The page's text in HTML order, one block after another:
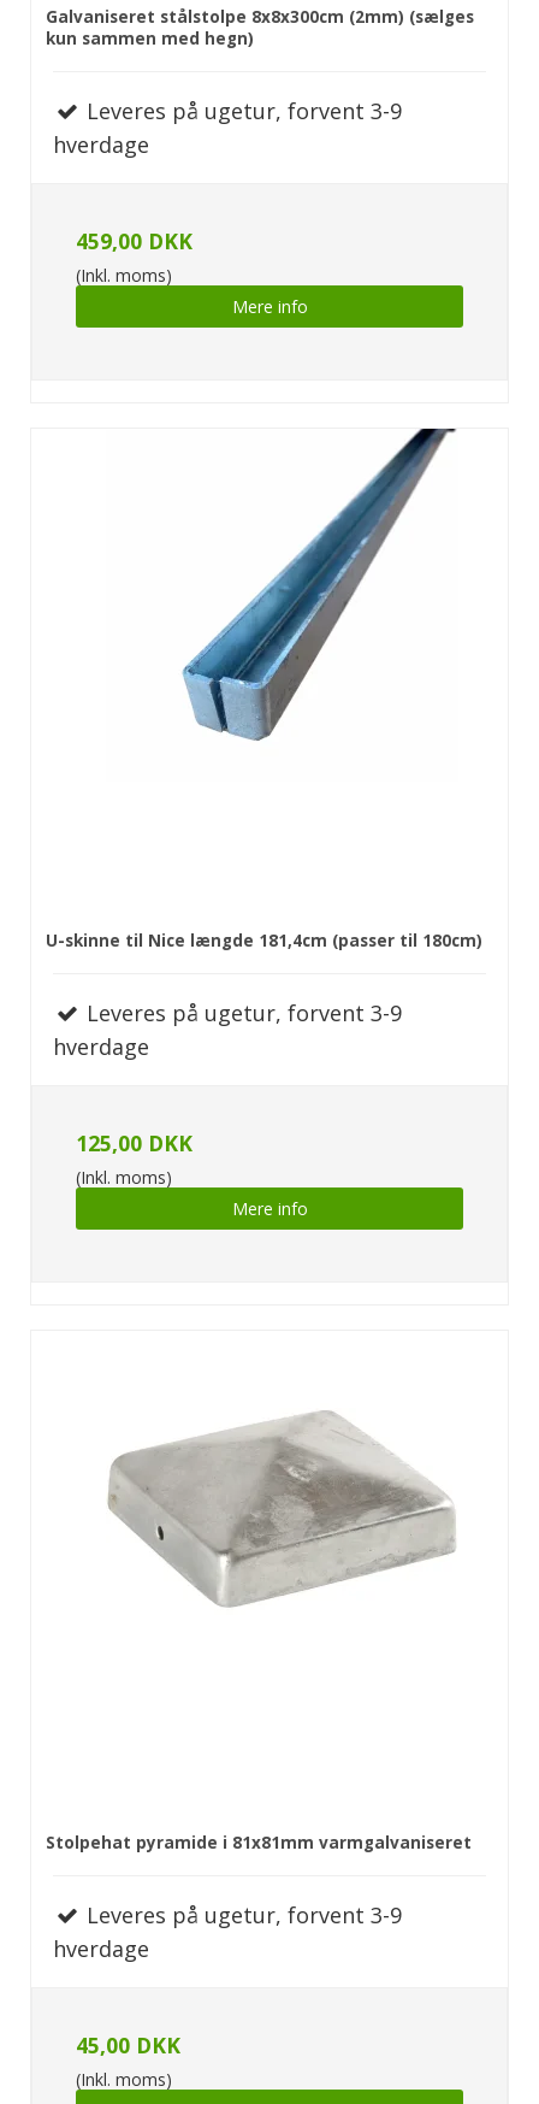
Galvaniseret stålstolpe 8x8x300cm (2mm) (sælges
kun sammen med hegn)
Leveres på ugetur, forvent 3-9
hverdage
459,00 DKK
(Inkl. moms)
Mere info
U-skinne til Nice længde 181,4cm (passer til 180cm)
Leveres på ugetur, forvent 3-9
hverdage
125,00 DKK
(Inkl. moms)
Mere info
Stolpehat pyramide i 81x81mm varmgalvaniseret
Leveres på ugetur, forvent 3-9
hverdage
45,00 DKK
(Inkl. moms)